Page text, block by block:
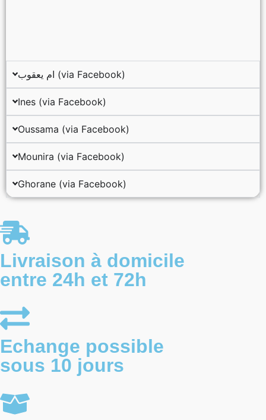
ام يعقوب (via Facebook)
Ines (via Facebook)
Oussama (via Facebook)
Mounira (via Facebook)
Ghorane (via Facebook)
Livraison à domicile
entre 24h et 72h
Echange possible
sous 10 jours